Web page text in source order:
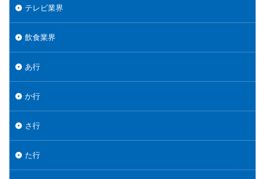
テレビ業界
飲食業界
あ行
か行
さ行
た行